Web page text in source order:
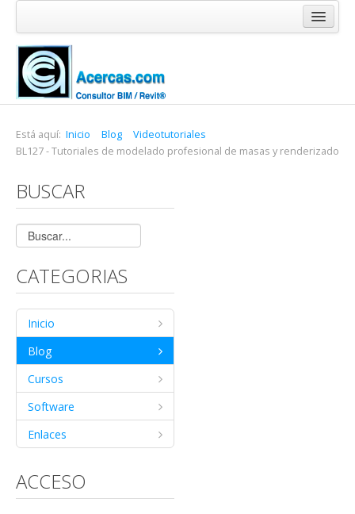
Inicio
Blog
Cursos
Software
Enlaces
Acercas
Está aquí: Inicio Blog
Videotutoriales
BL127 - Tutoriales de modelado profesional de masas y renderizado
BUSCAR
CATEGORIAS
Inicio
Blog
Cursos
Software
Enlaces
ACCESO